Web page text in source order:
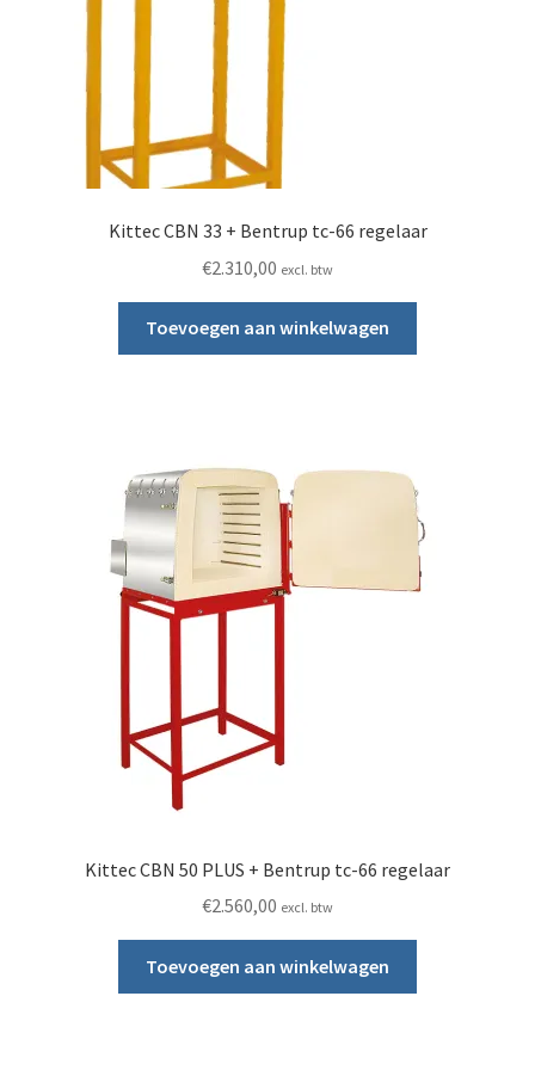
NIEUW NABERTHERM OVEN in het assortiment
Oven onderdelen
Stapelmateriaal
Kittec CBN 33 + Bentrup tc-66 regelaar
€2.310,00 excl. btw
Toevoegen aan winkelwagen
Kittec CBN 50 PLUS + Bentrup tc-66 regelaar
€2.560,00 excl. btw
Toevoegen aan winkelwagen